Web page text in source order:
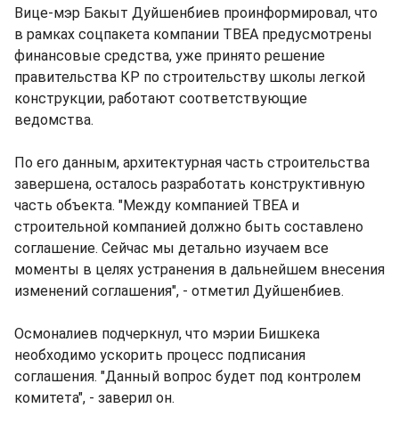
Вице-мэр Бакыт Дуйшенбиев проинформировал, что
в рамках соцпакета компании TBEA предусмотрены
финансовые средства, уже принято решение
правительства КР по строительству школы легкой
конструкции, работают соответствующие
ведомства.
По его данным, архитектурная часть строительства
завершена, осталось разработать конструктивную
часть объекта. "Между компанией TBEA и
строительной компанией должно быть составлено
соглашение. Сейчас мы детально изучаем все
моменты в целях устранения в дальнейшем внесения
изменений соглашения", - отметил Дуйшенбиев.
Осмоналиев подчеркнул, что мэрии Бишкека
необходимо ускорить процесс подписания
соглашения. "Данный вопрос будет под контролем
комитета", - заверил он.